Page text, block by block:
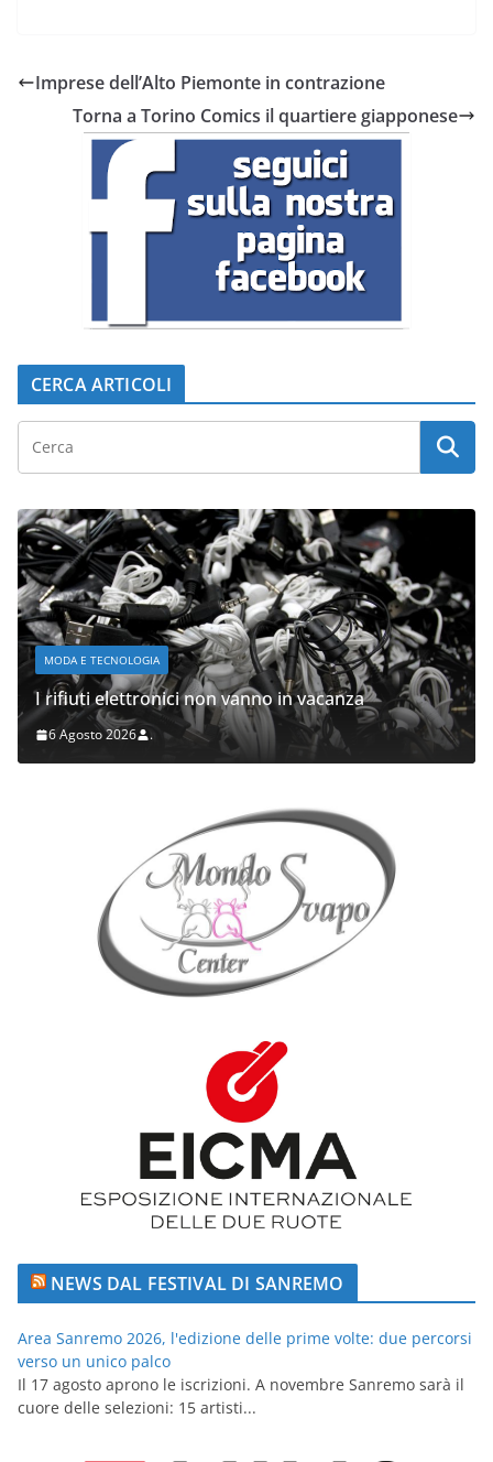
Imprese dell’Alto Piemonte in contrazione
Torna a Torino Comics il quartiere giapponese
CERCA ARTICOLI
MODA E TECNOLOGIA
I rifiuti elettronici non vanno in vacanza
6 Agosto 2026 .
NEWS DAL FESTIVAL DI SANREMO
Area Sanremo 2026, l'edizione delle prime volte: due percorsi
verso un unico palco
Il 17 agosto aprono le iscrizioni. A novembre Sanremo sarà il
cuore delle selezioni: 15 artisti...